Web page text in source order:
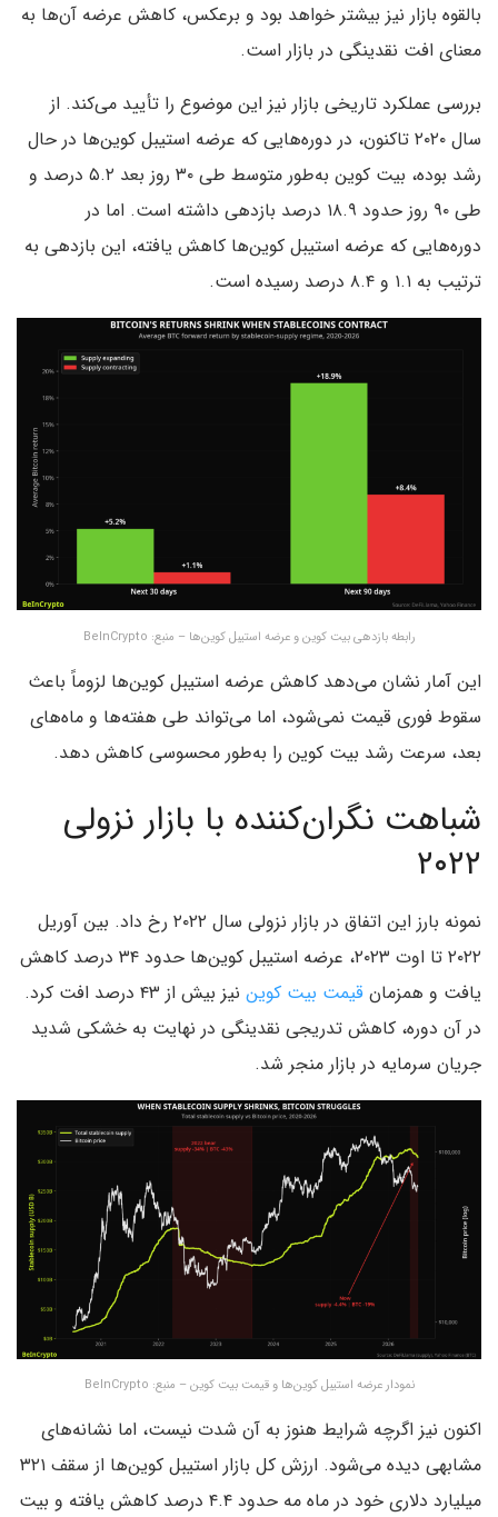
بالقوه بازار نیز بیشتر خواهد بود و برعکس، کاهش عرضه آن‌ها به
معنای افت نقدینگی در بازار است.
بررسی عملکرد تاریخی بازار نیز این موضوع را تأیید می‌کند. از
سال ۲۰۲۰ تاکنون، در دوره‌هایی که عرضه استیبل کوین‌ها در حال
رشد بوده، بیت کوین به‌طور متوسط طی ۳۰ روز بعد ۵.۲ درصد و
طی ۹۰ روز حدود ۱۸.۹ درصد بازدهی داشته است. اما در
دوره‌هایی که عرضه استیبل کوین‌ها کاهش یافته، این بازدهی به
ترتیب به ۱.۱ و ۸.۴ درصد رسیده است.
رابطه بازدهی بیت کوین و عرضه استیبل کوین‌ها – منبع: BeInCrypto
این آمار نشان می‌دهد کاهش عرضه استیبل کوین‌ها لزوماً باعث
سقوط فوری قیمت نمی‌شود، اما می‌تواند طی هفته‌ها و ماه‌های
بعد، سرعت رشد بیت کوین را به‌طور محسوسی کاهش دهد.
شباهت نگران‌کننده با بازار نزولی
۲۰۲۲
نمونه بارز این اتفاق در بازار نزولی سال ۲۰۲۲ رخ داد. بین آوریل
۲۰۲۲ تا اوت ۲۰۲۳، عرضه استیبل کوین‌ها حدود ۳۴ درصد کاهش
یافت و همزمان قیمت بیت کوین
نیز بیش از ۴۳ درصد افت کرد.
در آن دوره، کاهش تدریجی نقدینگی در نهایت به خشکی شدید
جریان سرمایه در بازار منجر شد.
نمودار عرضه استیبل کوین‌ها و قیمت بیت کوین – منبع: BeInCrypto
اکنون نیز اگرچه شرایط هنوز به آن شدت نیست، اما نشانه‌های
مشابهی دیده می‌شود. ارزش کل بازار استیبل کوین‌ها از سقف ۳۲۱
میلیارد دلاری خود در ماه مه حدود ۴.۴ درصد کاهش یافته و بیت